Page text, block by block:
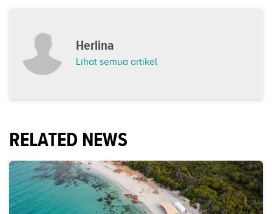
Herlina
Lihat semua artikel
RELATED NEWS